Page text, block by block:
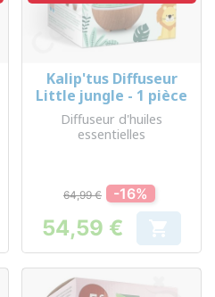
Kalip'tus Diffuseur
Little jungle - 1 pièce
Diffuseur d'huiles
essentielles
64,99 € -16%
Prix
54,59 € 